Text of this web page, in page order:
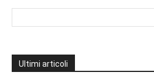
Ultimi articoli